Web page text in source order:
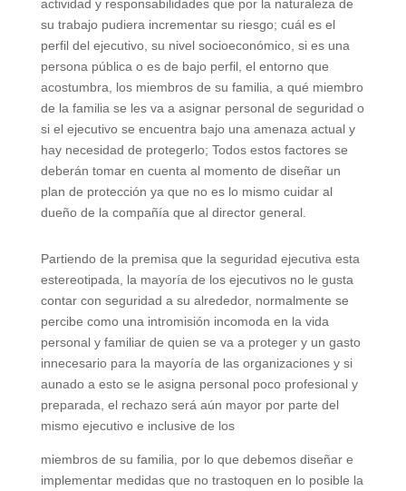
actividad y responsabilidades que por la naturaleza de
su trabajo pudiera incrementar su riesgo; cuál es el
perfil del ejecutivo, su nivel socioeconómico, si es una
persona pública o es de bajo perfil, el entorno que
acostumbra, los miembros de su familia, a qué miembro
de la familia se les va a asignar personal de seguridad o
si el ejecutivo se encuentra bajo una amenaza actual y
hay necesidad de protegerlo; Todos estos factores se
deberán tomar en cuenta al momento de diseñar un
plan de protección ya que no es lo mismo cuidar al
dueño de la compañía que al director general.
Partiendo de la premisa que la seguridad ejecutiva esta
estereotipada, la mayoría de los ejecutivos no le gusta
contar con seguridad a su alrededor, normalmente se
percibe como una intromisión incomoda en la vida
personal y familiar de quien se va a proteger y un gasto
innecesario para la mayoría de las organizaciones y si
aunado a esto se le asigna personal poco profesional y
preparada, el rechazo será aún mayor por parte del
mismo ejecutivo e inclusive de los
miembros de su familia, por lo que debemos diseñar e
implementar medidas que no trastoquen en lo posible la